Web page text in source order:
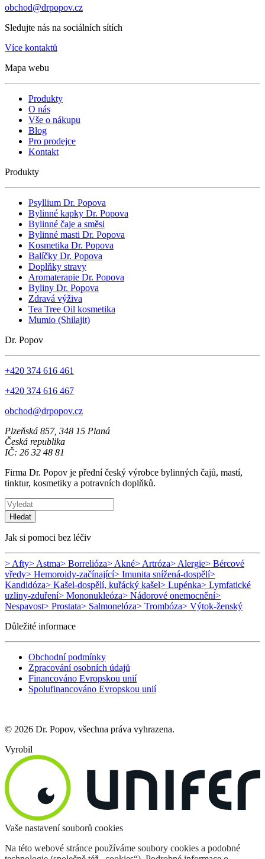
obchod@drpopov.cz
Sledujte nás na sociálních sítích
Více kontaktů
Mapa webu
Produkty
O nás
Vše o nákupu
Blog
Pro prodejce
Kontakt
Produkty
Psyllium Dr. Popova
Bylinné kapky Dr. Popova
Bylinné čaje a směsi
Bylinné masti Dr. Popova
Kosmetika Dr. Popova
Balíčky Dr. Popova
Doplňky stravy
Aromaterapie Dr. Popova
Byliny Dr. Popova
Zdravá výživa
Tea Tree Oil kosmetika
Mumio (Shilajit)
Dr. Popov
+420 374 616 461
+420 374 616 467
obchod@drpopov.cz
Plzeňská 857, 348 15 Planá
Česká republika
IČ: 26 32 48 81
Firma Dr. Popov je přední český výrobce bylinných čajů, mastí,
tinktur, kosmetiky a potravních doplňků.
Hledat
Jak si pomoci bez léčiv
> Afty> Astma> Borrelióza> Akné> Artróza> Alergie> Bércové
vředy> Hemoroidy-začínající> Imunita snížená-dospělí>
Kandidóza> Kašel-dospělí, kuřácký kašel> Lupénka> Lymfatické
uzliny-zduření> Mononukleóza> Nádorové onemocnění>
Nespavost> Prostata> Salmonelóza> Trombóza> Výtok-ženský
Důležité informace
Obchodní podmínky
Zpracování osobních údajů
Financováno Evropskou unií
Spolufinancováno Evropskou unií
© 2026 Dr. Popov, všechna práva vyhrazena.
Vyrobil
Vaše nastavení souborů cookies
Na této webové stránce používáme soubory cookies a podobné